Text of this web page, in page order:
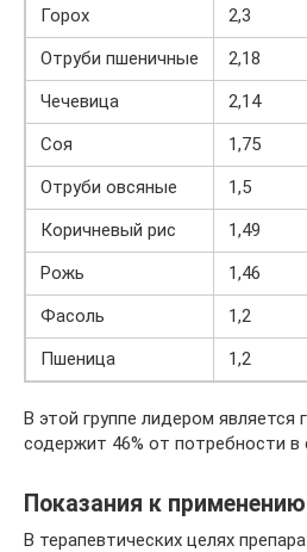
Горох
2,3
Отруби пшеничные
2,18
Чечевица
2,14
Соя
1,75
Отруби овсяные
1,5
Коричневый рис
1,49
Рожь
1,46
Фасоль
1,2
Пшеница
1,2
В этой группе лидером является
содержит 46% от потребности в
Показания к применению
В терапевтических целях